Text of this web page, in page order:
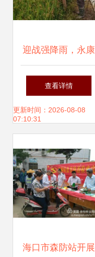
迎战强降雨，永康
在行动 全力以赴加
强农业病虫害防治
查看详情
更新时间：2026-08-08
07:10:31
海口市森防站开展